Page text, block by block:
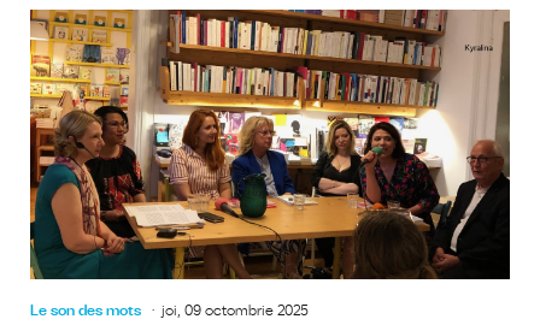
Le son des mots joi, 09 octombrie 2025